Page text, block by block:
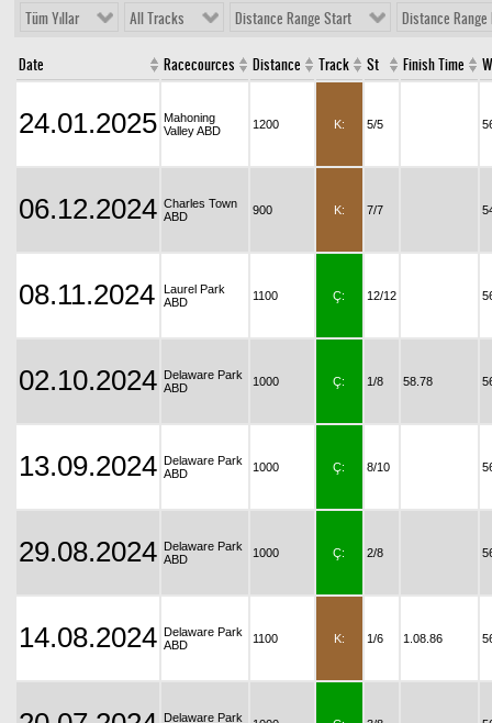
Tüm Yıllar All Tracks Distance Range Start Distance Range
Date Racecources Distance Track St Finish Time
24.01.2025 Mahoning
Valley ABD
1200 K: 5/5
06.12.2024 Charles Town
ABD
900 K: 7/7
08.11.2024
Laurel Park
ABD
1100 Ç: 12/12
02.10.2024 Delaware Park
ABD
1000 Ç: 1/8 58.78
13.09.2024 Delaware Park
ABD
1000 Ç: 8/10
29.08.2024 Delaware Park
ABD
1000 Ç: 2/8
14.08.2024 Delaware Park
ABD
1100 K: 1/6 1.08.86
Delaware Park